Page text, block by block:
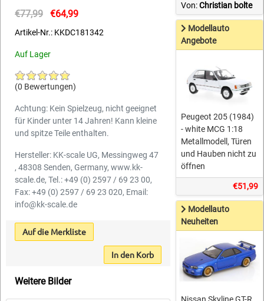
€77,99 €64,99
Artikel-Nr.: KKDC181342
Auf Lager
(0 Bewertungen)
Achtung: Kein Spielzeug, nicht geeignet
für Kinder unter 14 Jahren! Kann kleine
und spitze Teile enthalten.
Hersteller: KK-scale UG, Messingweg 47
, 48308 Senden, Germany, www.kk-
scale.de, Tel.: +49 (0) 2597 / 69 23 00,
Fax: +49 (0) 2597 / 69 23 020, Email:
info@kk-scale.de
Auf die Merkliste
In den Korb
Weitere Bilder
Von:Christian bolte
Modellauto
Angebote
Peugeot 205 (1984)
- white MCG 1:18
Metallmodell, Türen
und Hauben nicht zu
öffnen
€51,99
Modellauto
Neuheiten